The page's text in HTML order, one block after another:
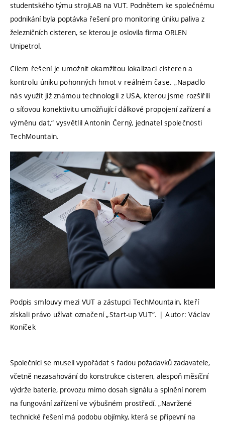
studentského týmu strojLAB na VUT. Podnětem ke společnému
podnikání byla poptávka řešení pro monitoring úniku paliva z
železničních cisteren, se kterou je oslovila firma ORLEN
Unipetrol.
Cílem řešení je umožnit okamžitou lokalizaci cisteren a
kontrolu úniku pohonných hmot v reálném čase. „Napadlo
nás využít již známou technologii z USA, kterou jsme rozšířili
o síťovou konektivitu umožňující dálkové propojení zařízení a
výměnu dat,“ vysvětlil Antonín Černý, jednatel společnosti
TechMountain.
Podpis smlouvy mezi VUT a zástupci TechMountain, kteří
získali právo užívat označení „Start-up VUT“. | Autor: Václav
Koníček
Společníci se museli vypořádat s řadou požadavků zadavatele,
včetně nezasahování do konstrukce cisteren, alespoň měsíční
výdrže baterie, provozu mimo dosah signálu a splnění norem
na fungování zařízení ve výbušném prostředí. „Navržené
technické řešení má podobu objímky, která se připevní na